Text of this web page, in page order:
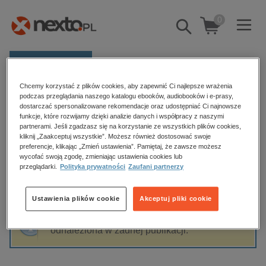
Pokaż/schowaj
wyszukiwarkę
0
Kategorie
Zobacz wszystkie E-prasa
budownictwo, aranżacja wnętrz
biznesowe, branżowe, gospodarka
dzienniki
edukacja
hobby, sport, rozrywka
komputery, internet, technologie, informatyka
Strona główna Klaudia Winiarska
Klaudia Winiarska
Sortowanie Filtrowanie
odnaleziona w żadnej publikacji.
Chcemy korzystać z plików cookies, aby zapewnić Ci najlepsze wrażenia
podczas przeglądania naszego katalogu ebooków, audiobooków i e-prasy,
dostarczać spersonalizowane rekomendacje oraz udostępniać Ci najnowsze
funkcje, które rozwijamy dzięki analizie danych i współpracy z naszymi
partnerami. Jeśli zgadzasz się na korzystanie ze wszystkich plików cookies,
kliknij „Zaakceptuj wszystkie”. Możesz również dostosować swoje
preferencje, klikając „Zmień ustawienia”. Pamiętaj, że zawsze możesz
wycofać swoją zgodę, zmieniając ustawienia cookies lub
przeglądarki.
Polityka prywatności Zaufani partnerzy
Akceptuj pliki cookie
Ustawienia plików cookie